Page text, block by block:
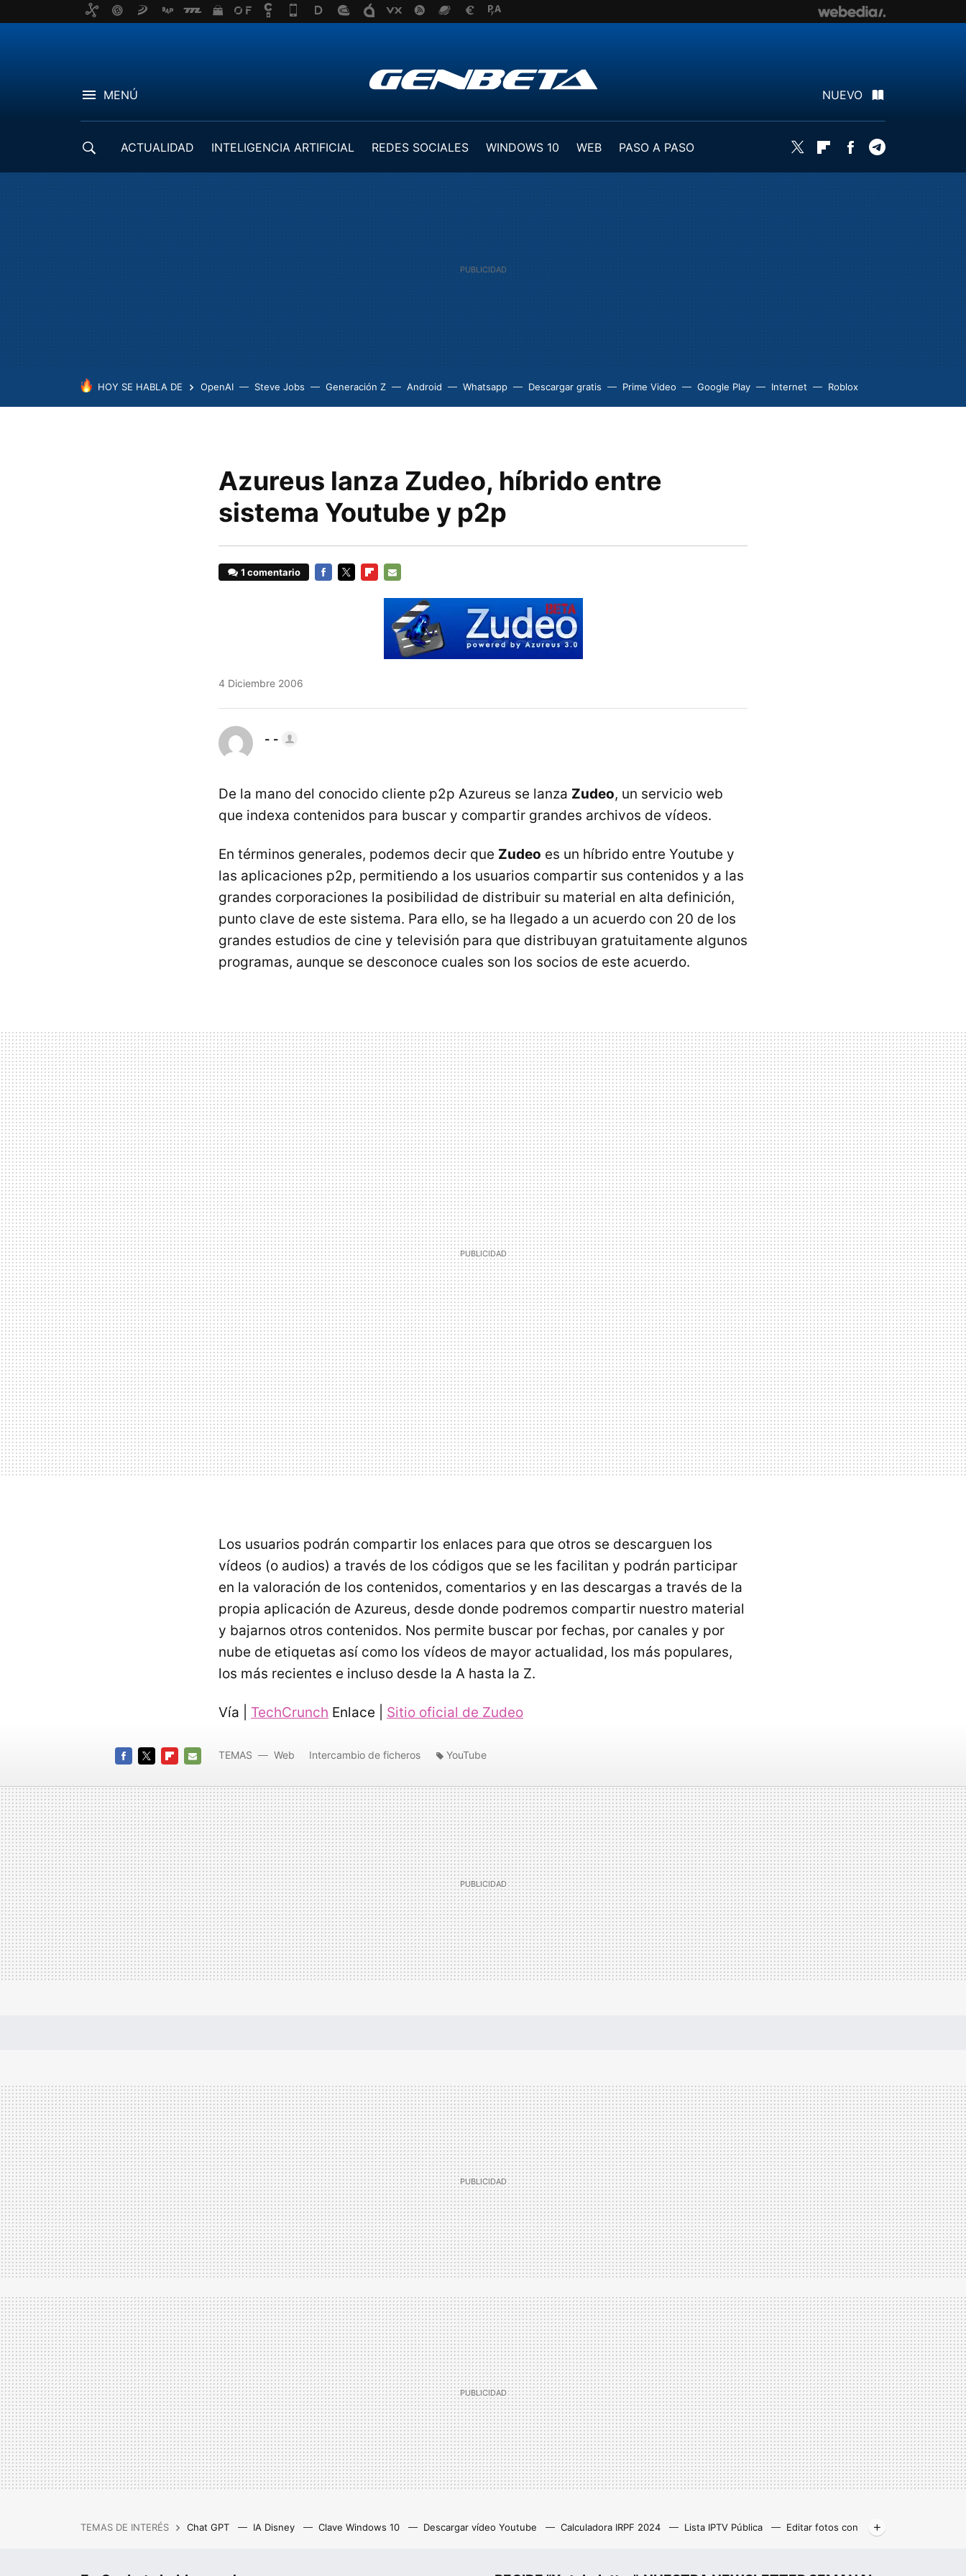
MENÚ NUEVO
ACTUALIDAD INTELIGENCIA ARTIFICIAL REDES SOCIALES WINDOWS 10 WEB
PASO A PASO
Twitter FlipboardFacebook
HOY SE HABLA DE OpenAI Steve Jobs Generación Z Android Whatsapp Descargar gratis Prime Video Google Play Internet Roblox
Azureus lanza Zudeo, híbrido entre
sistema Youtube y p2p
1 comentario
4 Diciembre 2006
- -
De la mano del conocido cliente p2p Azureus se lanza Zudeo, un servicio web
que indexa contenidos para buscar y compartir grandes archivos de vídeos.
En términos generales, podemos decir que Zudeo es un híbrido entre Youtube y
las aplicaciones p2p, permitiendo a los usuarios compartir sus contenidos y a las
grandes corporaciones la posibilidad de distribuir su material en alta definición,
punto clave de este sistema. Para ello, se ha llegado a un acuerdo con 20 de los
grandes estudios de cine y televisión para que distribuyan gratuitamente algunos
programas, aunque se desconoce cuales son los socios de este acuerdo.
Los usuarios podrán compartir los enlaces para que otros se descarguen los
vídeos (o audios) a través de los códigos que se les facilitan y podrán participar
en la valoración de los contenidos, comentarios y en las descargas a través de la
propia aplicación de Azureus, desde donde podremos compartir nuestro material
y bajarnos otros contenidos. Nos permite buscar por fechas, por canales y por
nube de etiquetas así como los vídeos de mayor actualidad, los más populares,
los más recientes e incluso desde la A hasta la Z.
Vía | TechCrunch Enlace | Sitio oficial de Zudeo
MAIL
TEMAS Web Intercambio de ficheros YouTube
TEMAS DE INTERÉS Chat GPT IA Disney Clave Windows 10 Descargar vídeo Youtube Calculadora IRPF 2024 Lista IPTV Pública
Editar fotos con